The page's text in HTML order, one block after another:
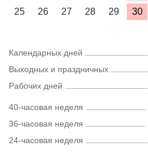
25
26 27 28 29 30
Календарных дней
Выходных и праздничных
Рабочих дней
40-часовая неделя
36-часовая неделя
24-часовая неделя